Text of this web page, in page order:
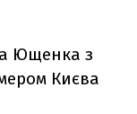
Ющенка з
Києва